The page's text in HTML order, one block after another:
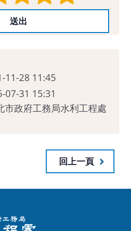
11-28 11:45
07-31 15:31
市政府工務局水利工程處
回上一頁